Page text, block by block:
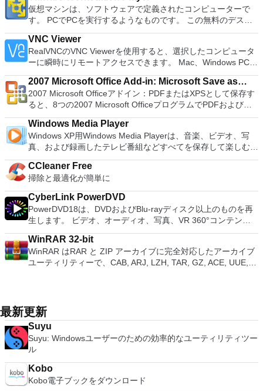
processing and analysis. 100% compatible with MS Office
document file types (.docx, .pptx, .xlsx, etc.). Thousands of
support (iOS and Android). WPS Cloud Storage included.
Although it is a free suite, WPS Office 2016 Free comes with
many innovative features, including a useful a paragraph
adjustment tool int he Writer program. It has an Office to PDF
converter, automatic spell checking and word count features.
It also has some neat tools such as the Watermark in
document, and converting PowerPoint to Word document
support. Overall, WPS Office 2016 Free is a good alternative
to Microsoft's offering. The Writer program is a versatile word
processor; the Presentation program is an easy to use and
effective slide show maker that helps you to create impressive
multimedia presentations; and the Spreadsheets program is
both a flexible and a powerful spreadsheet application.
ーターを使用すると、PS2コントローラーを使用して、本物の
プレイステーション体験をシミュレートできます。このアプリ
ケーションでは、ディスクからゲームを直接実行することも、
ハードドライブからISOイメージとして実行することもできま
す。 主な機能は次のとおりです。 Savestates：ボタンを1つ
押すだけで、ゲームの現在の「状態」を保存できます。 無制
限のメモリーカード：好きなだけメモリーカードを保存でき、
8MBから64MBまでの単一の物理カードに制限されなくなりま
した。 高解像度グラフィックス：PCSX2を使用すると、
1080pまたは4K HDでゲームをプレイできます。 全体とし
ゲームを高い精度でエミュレートでき、Windowsとエミュレ
ーターを切り替えることができます。欠点は、高速ゲームに苦
労し、時々フリーズまたはクラッシュすることです。* PCSX2
を使用するには、コンソールから抽出できるPlaystation 2
BIOSが必要です。
ISOからUSBインストールメディアを作成する必要がある場
合。 OSがインストールされていないシステムで作業する必要
がある場合。 BIOSまたはその他のファームウェアをDOSから
フラッシュする必要がある場合。 低レベルのユーティリティ
を実行する必要がある場合。 Rufusは次の* ISOで動作しま
す：Arch Linux、Archbang、BartPE / pebuilder、CentOS、
Damn Small Linux、Fedora、FreeDOS、Gentoo、
gNewSense、Hiren&#39;s Boot CD、LiveXP、Knoppix、
Kubuntu、Linux Mint、NT Password Registry Editor、
OpenSUSE、Parted Magic、Slackware、Tails、Trinity
Rescue Kit、Ubuntu、Ultimate Boot CD、Windows XP（SP2
以降）、Windows Server 2003 R2、Windows Vista、
Windows 7、Windows 8。 *このリストは完全ではありませ
ア語、マレーシア語、セシュティナ、ダンスク、ドイツ語、英
語、スペイン語、フランス語、フルバツキー、イタリア語、ラ
トヴィエシュ、リエトゥビウ、マジャール、オランダ、ノルス
ク、ポルスキ、ポルトガル、ポルトガル、スロヴェンスキー、
スロベンツキー、スロヴェンスキーSrpski、Suomi、
Svenska、Türkçe。
仮想マシンは、ソフトウェアで定義されたコンピューターで
す。 PCでPCを実行するようなものです。 この無料のデスク
トップ仮想化ソフトウェアアプリケーションにより、VMware
Workstation、VMware Fusion、VMware Server、または
VMware ESXで作成された仮想マシンを簡単に操作できます。
主な機能は次のとおりです。 1台のPCで複数のオペレーティ
ングシステムを同時に実行します。 インストールや構成の問
題なしに、事前構成された製品の利点を体験してください。
ホストコンピューターと仮想マシン間でデータを共有します。
32ビットと64ビットの両方の仮想マシンを実行します。 2-
way Virtual SMPを活用します。 サードパーティの仮想マシン
とイメージを使用します。 ホストコンピューターと仮想マシ
ン間でデータを共有します。 幅広いホストおよびゲストオペ
レーティングシステムのサポート。 USB 2.0デバイスのサポー
ト。 起動時にアプライアンス情報を取得します。 直感的なホ
ームページインターフェイスを介して仮想マシンに簡単にアク
想マシンまたはMicrosoft Virtual PC仮想マシンもサポートして
います。
VNC Viewer
RealVNCのVNC Viewerを使用すると、選択したコンピュータ
ーに瞬時にリモートアクセスできます。 Mac、Windows PC、
またはLinuxマシン、世界中のどこからでも。 VNC Viewerを
使用すると、コンピューターのデスクトップを表示したり、コ
ンピューターの前に直接座っているかのようにマウスとキーボ
ードを制御したりできます。 VNC Viewerは、インストールと
使用が簡単です。制御したいデバイスでインストーラーを実行
し、指示に従ってください。オプションで、Windowsでのリ
モート展開に使用可能なMSIがあります。デスクトッププラッ
トフォームにVNC Viewerをインストールする権限がない場合
は、スタンドアロンオプションを選択する必要があります。
主な機能は次のとおりです。 クラウドサービスを介してVNC
Connectを実行しているコンピューターに接続します。 Apple
Screen Sharing（ARD）などのサードパーティ製のVNC互換
ソフトウェアを実行しているコンピューターに直接接続しま
す。 各デバイスでVNC Viewerにサインインして、すべてのデ
ボードの上のスクロールバーには、Command / Windowsなど
の高度なキーが含まれています。 Bluetoothキーボードのサポ
ート。 VNC Connectサブスクリプションには、無料、有料、
に、RealVNCアカウントの資格情報を使用して、ローカルマ
シンでVNC Viewerにサインインします。そこから、コンピュ
ーターを確認して接続できます。 VNC Connectを使用する
と、セッションはエンドツーエンドで暗号化されます。アプリ
はすぐに各コンピューターをパスワードで保護します。コンピ
ューターへのログインに使用するのと同じユーザー名とパスワ
ードを入力するだけです。 WIN 7,8,8.1,10をサポートしま
す。 VNC ViewerのMacバージョンをお探しですか？ここから
2007 Microsoft Office Add-in: Microsoft Save as
PDF or XPS
2007 Microsoft Officeアドイン：PDFまたはXPSとして保存す
ると、8つの2007 Microsoft OfficeプログラムでPDFおよび
XPS形式にエクスポートして保存できます。このツールを使用
すると、これらのプログラムのサブセットでPDF形式および
XPS形式の電子メール添付ファイルとして送信することもでき
ます（特定の機能はプログラムによって異なります）。 この
ダウンロードは、次のOfficeプログラムで動作します。
Microsoft Office Access 2007。 Microsoft Office Excel 2007。
Microsoft Office InfoPath 2007。 Microsoft Office OneNote
2007。 Microsoft Office PowerPoint 2007。 Microsoft Office
Publisher 2007。 Microsoft Office Visio 2007。 Microsoft
Office Word 2007。 2007 Microsoft Officeプログラムのこの
Microsoft Save as PDFまたはXPSアドインは、2007 Microsoft
Office systemソフトウェアの補足条項であり、2007 Microsoft
Office systemソフトウェアのライセンス条項の対象となりま
す。 システム要件：サポートされているオペレーティングシ
Windows Media Player
Windows XP用Windows Media Playerは、音楽、ビデオ、写
真、および録画したテレビ番組などすべてを保存して楽しむ最
適な機能を搭載しています。 再生、表示、外出先で楽しむた
めのポータブル デバイスとの同期、さらには家中のデバイス
との共有も、すべて1か所で行えます。 シンプルなデザイン -
まったく新しい外観でデジタル エンターテイメントを楽しめ
ます。 大好きな音楽をより多く - デジタル音楽体験がさらに
楽しくなります。 エンターテイメントをすべて1つの場所に -
音楽、ビデオ、写真、録画したテレビ番組をすべて保存して楽
しめます。 どこでも楽しめる - どこにいても音楽、ビデオ、
写真にアクセスできます。
CCleaner Free
掃除と最適化が簡単に
CyberLink PowerDVD
PowerDVD18は、DVDおよびBlu-rayディスク以上のものを再
生します。 ビデオ、オーディオ、写真、VR 360°コンテン
ツ、さらにはYouTubeやVimeoにとっても、PowerDVD18は重
要なエンターテイメントの仲間です。 Ultra HD HDR TVとサ
ラウンドサウンドシステムの可能性を解き放ち、360°ビデオ
の増え続けるコレクションへのアクセスで仮想世界に没頭する
Blu-ray、4K、HEVC / H.265およびHDR10コンテンツをサポー
ト全画面モードで21：9モニターで2.35：1の映画を見る常時
オンのミニビューでYouTubeライブを見る YouTubeおよび
Vimeoで4K HDRおよび360ビデオを再生 VRエクスペリエンス
の向上：Microsoft Mixed Realityヘッドセット、HTC、VIVE、
およびOculus Riftをサポート Fire TVとキャストのサポート
注：これは商用トライアルです。
WinRAR 32-bit
WinRAR はRAR と ZIP アーカイブに完全対応したアーカイブ
ユーティリティーで、CAB, ARJ, LZH, TAR, GZ, ACE, UUE,
にもなります。 WinRAR はマウスやメニュー、コマンドライ
ンインターフェースを利用した対話型グラフィックインターフ
ェースを提供します。WinRAR は単純な質問応答のプロセス
で基本的なアーカイブ機能に即時アクセスできる特別
な"Wizard"モードを採用することにより、他のアーカイブソフ
トに比べ使用が簡単になりました。 WinRAR は１２８ビット
キーのAES (Advanced Encryption Standard)でアーカイブを暗
号化するので安心に使用でき、８兆５千８９０億ギガバイトま
最新更新
Suyu
Suyu: Windowsユーザーのための効率的なユーティリティツー
ル
Kobo
Kobo電子ブックをダウンロード